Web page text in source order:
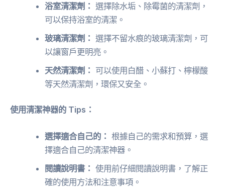
浴室清潔劑： 選擇除水垢、除霉菌的清潔劑，
可以保持浴室的清潔。
玻璃清潔劑： 選擇不留水痕的玻璃清潔劑，可
以讓窗戶更明亮。
天然清潔劑： 可以使用白醋、小蘇打、檸檬酸
等天然清潔劑，環保又安全。
使用清潔神器的 Tips：
選擇適合自己的： 根據自己的需求和預算，選
擇適合自己的清潔神器。
閱讀說明書： 使用前仔細閱讀說明書，了解正
確的使用方法和注意事項。